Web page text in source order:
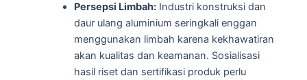
Persepsi Limbah:Industri konstruksi dan
daur ulang aluminium seringkali enggan
menggunakan limbah karena kekhawatiran
akan kualitas dan keamanan. Sosialisasi
hasil riset dan sertifikasi produk perlu